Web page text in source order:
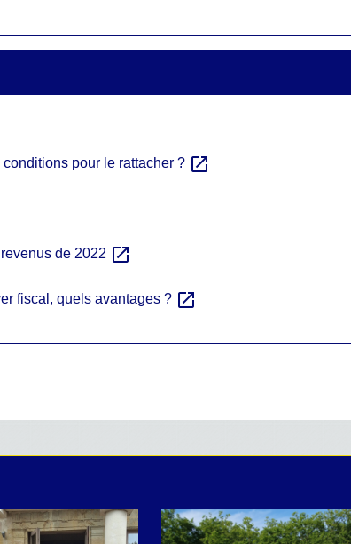
pour le rattacher ? open_in_new
de 2022 open_in_new
fiscal, quels avantages ? open_in_new